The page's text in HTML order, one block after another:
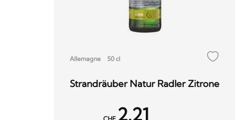
Allemagne 50 cl
Strandräuber Natur Radler Zitrone
2.21